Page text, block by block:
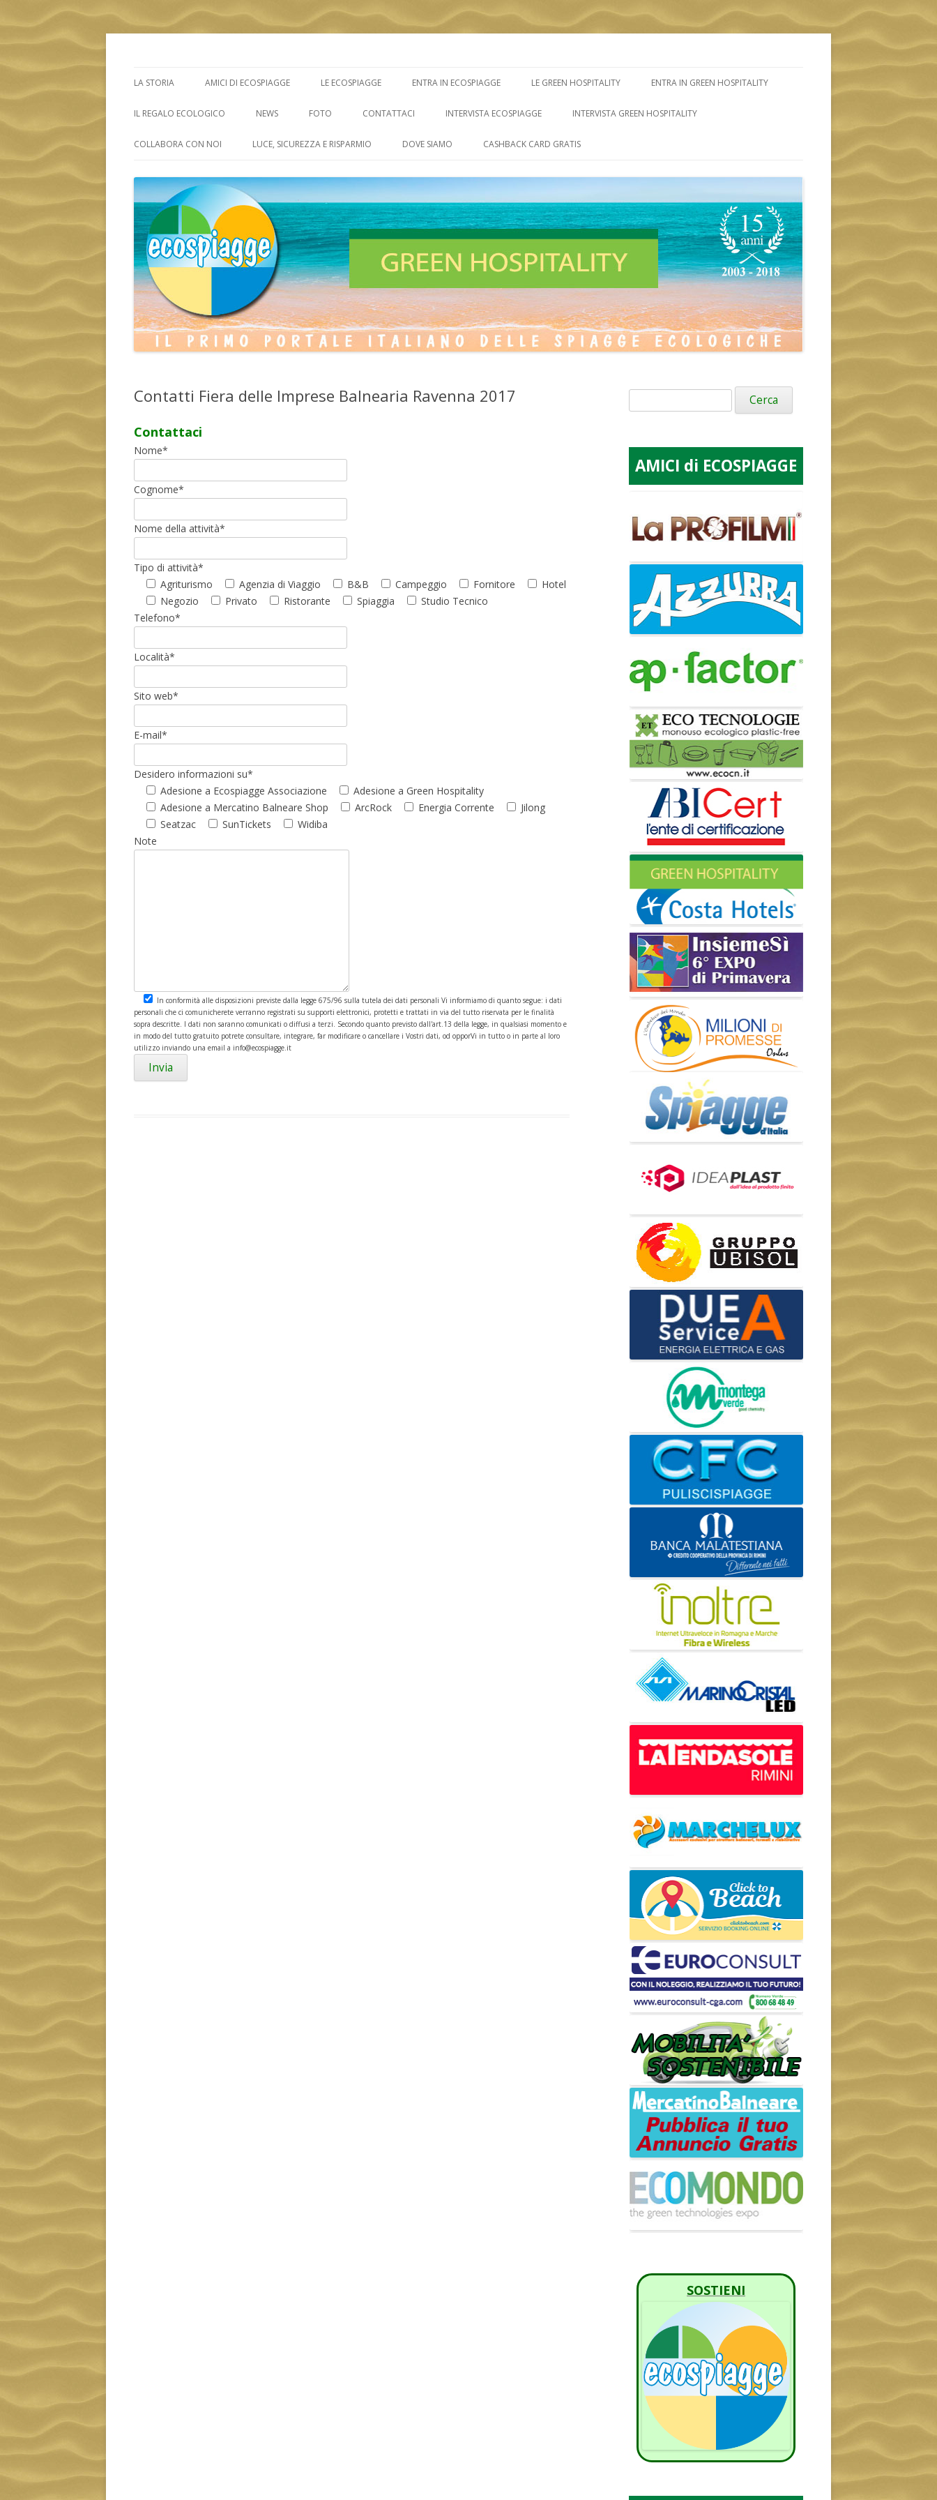
al
LA STORIA AMICI DI ECOSPIAGGE LE ECOSPIAGGE ENTRA IN ECOSPIAGGE LE GREEN HOSPITALITY ENTRA IN GREEN HOSPITALITY
IL REGALO ECOLOGICO NEWS FOTO CONTATTACI INTERVISTA ECOSPIAGGE INTERVISTA GREEN HOSPITALITY
COLLABORA CON NOI LUCE, SICUREZZA E RISPARMIO DOVE SIAMO CASHBACK CARD GRATIS
Contatti Fiera delle Imprese Balnearia Ravenna 2017
Contattaci
Nome*
Cognome*
Nome della attività*
Tipo di attività*
Agriturismo
Agenzia di Viaggio B&B Campeggio Fornitore
Hotel
Negozio
Privato Ristorante Spiaggia
Studio Tecnico
Telefono*
Località*
Sito web*
E-mail*
Desidero informazioni su*
Adesione a Ecospiagge Associazione
Adesione a Green Hospitality
Adesione a Mercatino Balneare Shop
ArcRock Energia Corrente
Jilong
Seatzac
SunTickets
Widiba
Note
In conformità alle disposizioni previste dalla legge 675/96 sulla tutela dei dati personali Vi informiamo di quanto segue: i dati
personali che ci comunicherete verranno registrati su supporti elettronici, protetti e trattati in via del tutto riservata per le finalità
sopra descritte. I dati non saranno comunicati o diffusi a terzi. Secondo quanto previsto dall'art.13 della legge, in qualsiasi momento e
in modo del tutto gratuito potrete consultare, integrare, far modificare o cancellare i Vostri dati, od opporVi in tutto o in parte al loro
utilizzo inviando una email a info@ecospiagge.it
Ricerca
per:
AMICI di ECOSPIAGGE
SOSTIENI